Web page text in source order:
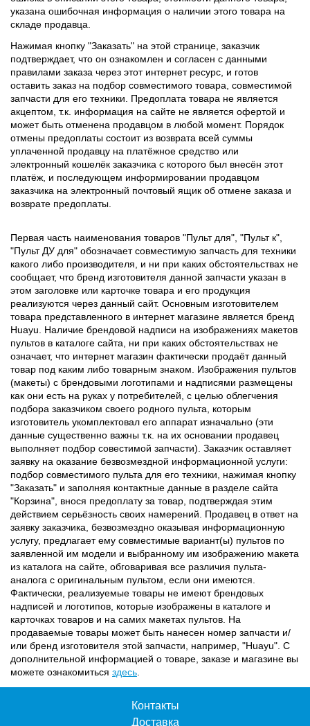
указана ошибочная информация о наличии этого товара на
складе продавца.
Нажимая кнопку "Заказать" на этой странице, заказчик
подтверждает, что он ознакомлен и согласен с данными
правилами заказа через этот интернет ресурс, и готов
оставить заказ на подбор совместимого товара, совместимой
запчасти для его техники. Предоплата товара не является
акцептом, т.к. информация на сайте не является офертой и
может быть отменена продавцом в любой момент. Порядок
отмены предоплаты состоит из возврата всей суммы
уплаченной продавцу на платёжное средство или
электронный кошелёк заказчика с которого был внесён этот
платёж, и последующем информировании продавцом
заказчика на электронный почтовый ящик об отмене заказа и
возврате предоплаты.
Первая часть наименования товаров "Пульт для", "Пульт к",
"Пульт ДУ для" обозначает совместимую запчасть для техники
какого либо производителя, и ни при каких обстоятельствах не
сообщает, что бренд изготовителя данной запчасти указан в
этом заголовке или карточке товара и его продукция
реализуются через данный сайт. Основным изготовителем
товара представленного в интернет магазине является бренд
Huayu. Наличие брендовой надписи на изображениях макетов
пультов в каталоге сайта, ни при каких обстоятельствах не
означает, что интернет магазин фактически продаёт данный
товар под каким либо товарным знаком. Изображения пультов
(макеты) с брендовыми логотипами и надписями размещены
как они есть на руках у потребителей, с целью облегчения
подбора заказчиком своего родного пульта, которым
изготовитель укомплектовал его аппарат изначально (эти
данные существенно важны т.к. на их основании продавец
выполняет подбор совестимой запчасти). Заказчик оставляет
заявку на оказание безвозмездной информационной услуги:
подбор совместимого пульта для его техники, нажимая кнопку
"Заказать" и заполняя контактные данные в разделе сайта
"Корзина", внося предоплату за товар, подтверждая этим
действием серьёзность своих намерений. Продавец в ответ на
заявку заказчика, безвозмездно оказывая информационную
услугу, предлагает ему совместимые вариант(ы) пультов по
заявленной им модели и выбранному им изображению макета
из каталога на сайте, обговаривая все различия пульта-
аналога с оригинальным пультом, если они имеются.
Фактически, реализуемые товары не имеют брендовых
надписей и логотипов, которые изображены в каталоге и
карточках товаров и на самих макетах пультов. На
продаваемые товары может быть нанесен номер запчасти и/
или бренд изготовителя этой запчасти, например, "Huayu". С
дополнительной информацией о товаре, заказе и магазине вы
можете ознакомиться здесь
Контакты
Доставка